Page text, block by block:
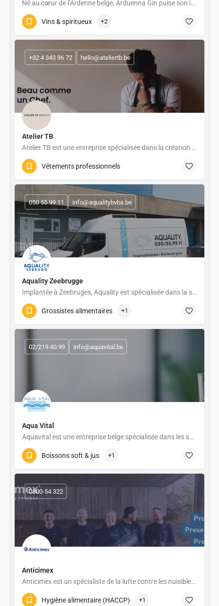
Né au cœur de l’Ardenne belge, Arduenna Gin puise son inspiration dans la richesse botanique de cette région…
Vins & spiritueux +2
Atelier TB
Atelier TB est une entreprise spécialisée dans la création et la personnalisation de vêtements…
+32 4 343 96 72 hello@ateliertb.be
Vêtements professionnels
Aquality Zeebrugge
Implantée à Zeebruges, Aquality est spécialisée dans la sélection et la distribution de produits de la mer…
050 55 99 11 info@aqualitybvba.be
Grossistes alimentaires +1
Aqua Vital
Aquavital est une entreprise belge spécialisée dans les solutions de traitement et de filtration de l’eau…
02/219.40.99 info@aquavital.be
Boissons soft & jus +1
Anticimex
Anticimex est un spécialiste de la lutte contre les nuisibles et de la protection sanitaire pour les…
0800-54 322
Hygiène alimentaire (HACCP) +1